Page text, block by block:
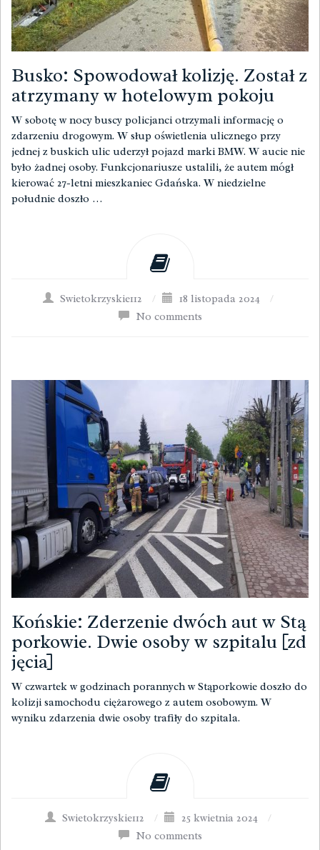
Busko: Spowodował kolizję. Został z
atrzymany w hotelowym pokoju
W sobotę w nocy buscy policjanci otrzymali informację o
zdarzeniu drogowym. W słup oświetlenia ulicznego przy
jednej z buskich ulic uderzył pojazd marki BMW. W aucie nie
było żadnej osoby. Funkcjonariusze ustalili, że autem mógł
kierować 27-letni mieszkaniec Gdańska. W niedzielne
południe doszło …
Swietokrzyskie112 / 18 listopada 2024
/
No comments
Końskie: Zderzenie dwóch aut w Stą
porkowie. Dwie osoby w szpitalu [zd
jęcia]
W czwartek w godzinach porannych w Stąporkowie doszło do
kolizji samochodu ciężarowego z autem osobowym. W
wyniku zdarzenia dwie osoby trafiły do szpitala.
Swietokrzyskie112 / 25 kwietnia 2024
/
No comments